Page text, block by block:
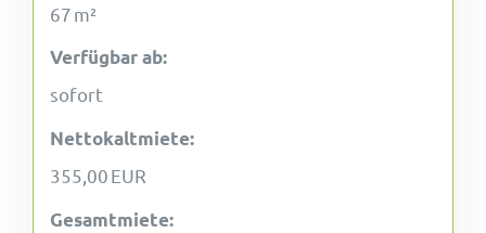
67 m²
Verfügbar ab:
sofort
Nettokaltmiete:
355,00 EUR
Gesamtmiete: